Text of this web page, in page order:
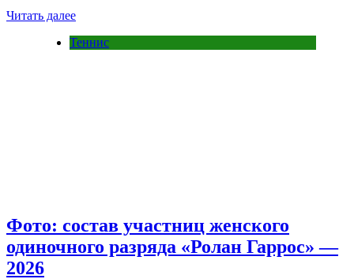
Читать далее
Теннис
Фото: состав участниц женского
одиночного разряда «Ролан Гаррос» —
2026